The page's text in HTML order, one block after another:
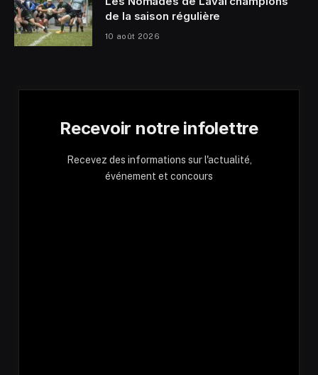
de la saison régulière
10 août 2026
Recevoir notre infolettre
Recevez des informations sur l'actualité,
événement et concours